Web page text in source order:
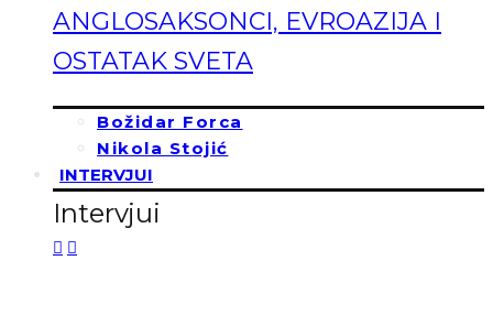
ANGLOSAKSONCI, EVROAZIJA I
OSTATAK SVETA
Božidar Forca
Nikola Stojić
INTERVJUI
Intervjui